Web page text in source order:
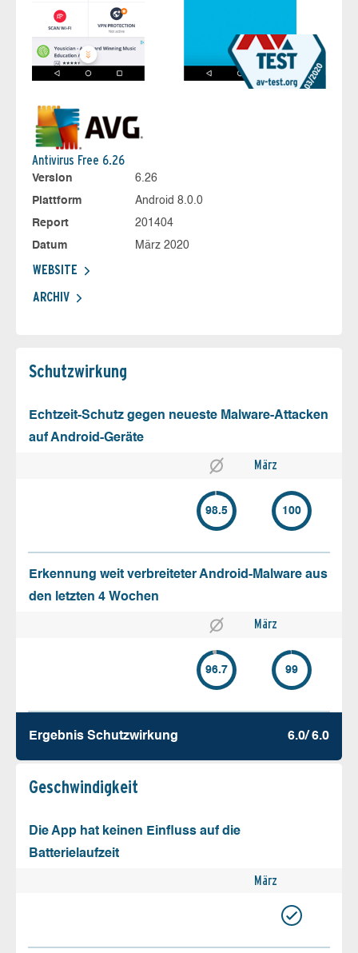
Antivirus Free 6.26
Version
6.26
Plattform
Android 8.0.0
Report
201404
Datum
März 2020
WEBSITE
ARCHIV
Schutz­wirkung
Echtzeit-Schutz gegen neueste Malware-Attacken
auf Android-Geräte
März
98.5 100
Erkennung weit verbreiteter Android-Malware aus
den letzten 4 Wochen
März
96.7 99
Ergebnis Schutz­wirkung 6.0/ 6.0
Geschw­indigkeit
Die App hat keinen Einfluss auf die
Batterielaufzeit
März